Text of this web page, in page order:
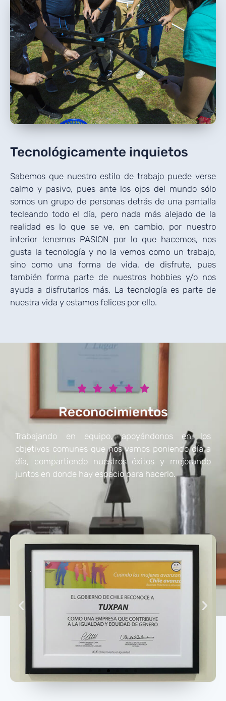
Tecnológicamente inquietos
Sabemos que nuestro estilo de trabajo puede verse
calmo y pasivo, pues ante los ojos del mundo sólo
somos un grupo de personas detrás de una pantalla
tecleando todo el día, pero nada más alejado de la
realidad es lo que se ve, en cambio, por nuestro
interior tenemos PASION por lo que hacemos, nos
gusta la tecnología y no la vemos como un trabajo,
sino como una forma de vida, de disfrute, pues
también forma parte de nuestros hobbies y/o nos
ayuda a disfrutarlos más. La tecnología es parte de
nuestra vida y estamos felices por ello.
    
Reconocimientos
Trabajando en equipo, apoyándonos en los
objetivos comunes que nos vamos poniendo día a
día, compartiendo nuestros éxitos y mejorando
juntos en donde hay espacio para hacerlo.